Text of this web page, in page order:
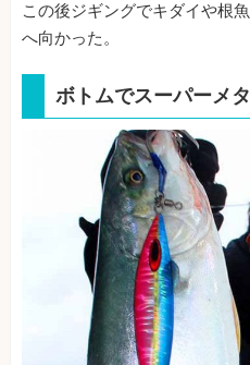
この後ジギングでキダイや根
へ向かった。
ボトムでスーパーメ